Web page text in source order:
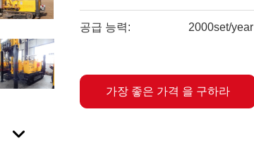
공급 능력: 2000set/year
가장 좋은 가격 을 구하라